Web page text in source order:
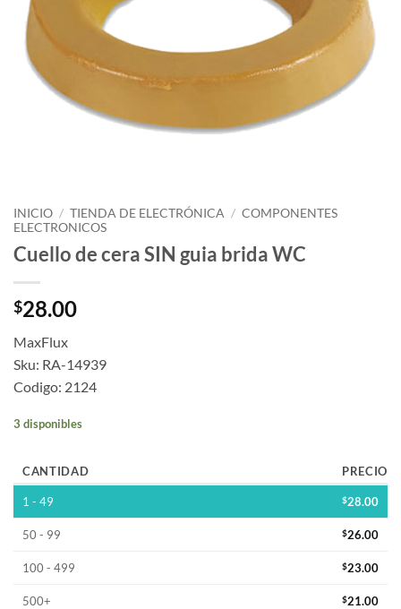
INICIO / TIENDA DE ELECTRÓNICA / COMPONENTES
ELECTRONICOS
Cuello de cera SIN guia brida WC
$28.00
MaxFlux
Sku: RA-14939
Codigo: 2124
3 disponibles
CANTIDAD PRECIO
1 - 49 $28.00
50 - 99 $26.00
100 - 499 $23.00
500+ $21.00